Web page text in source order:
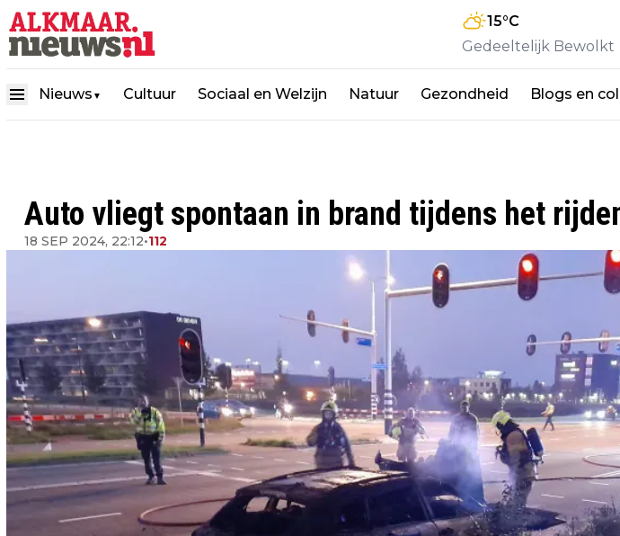
15°C
Gedeeltelijk Bewolkt
Nieuws ▼ Cultuur Sociaal en Welzijn Natuur Gezondheid Blogs en
Auto vliegt spontaan in brand tijdens het
18 SEP 2024, 22:12•112